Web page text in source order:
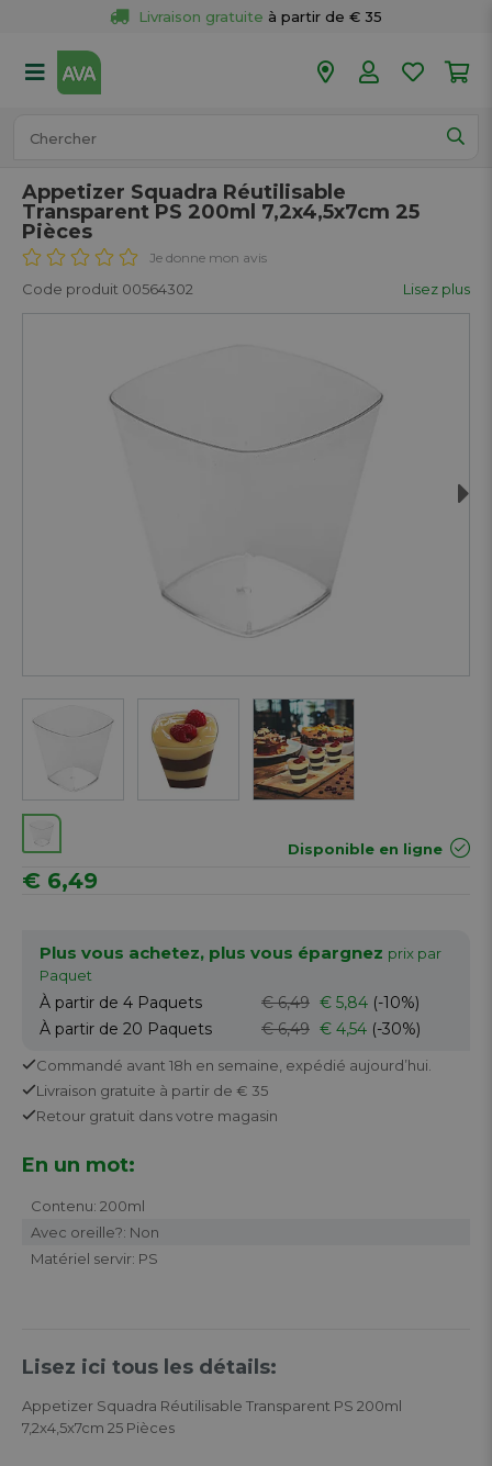
Livraison gratuite à partir de € 35
50 magasins
Appetizer Squadra Réutilisable
Transparent PS 200ml 7,2x4,5x7cm 25
Pièces
Je donne mon avis
Code produit 00564302 Lisez plus
Disponible en ligne
€ 6,49
Plus vous achetez, plus vous épargnez prix par
Paquet
À partir de 4 Paquets € 6,49 € 5,84 (-10%)
À partir de 20 Paquets € 6,49 € 4,54 (-30%)
Commandé avant 18h en semaine, expédié aujourd’hui.
Livraison gratuite à partir de € 35
Retour gratuit dans votre magasin
En un mot:
Contenu: 200ml
Avec oreille?: Non
Matériel servir: PS
Lisez ici tous les détails:
Appetizer Squadra Réutilisable Transparent PS 200ml
7,2x4,5x7cm 25 Pièces